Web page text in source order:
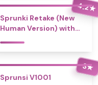
4.2★
Sprunki Retake (New
Human Version) with
3★
Sprunsi V1001